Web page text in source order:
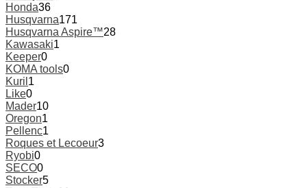
Honda36
Husqvarna171
Husqvarna Aspire™28
Kawasaki1
Keeper0
KOMA tools0
Kuril 1
Like0
Mader10
Oregon1
Pellenc1
Roques et Lecoeur3
Ryobi0
SECO0
Stocker5